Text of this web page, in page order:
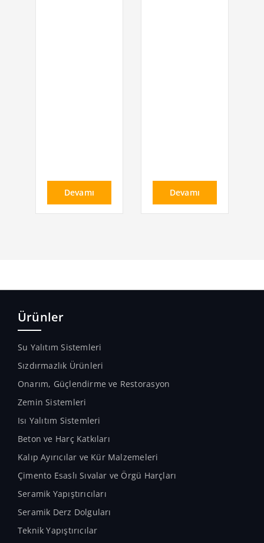
Devamı Devamı
Ürünler
Su Yalıtım Sistemleri
Sızdırmazlık Ürünleri
Onarım, Güçlendirme ve Restorasyon
Zemin Sistemleri
Isı Yalıtım Sistemleri
Beton ve Harç Katkıları
Kalıp Ayırıcılar ve Kür Malzemeleri
Çimento Esaslı Sıvalar ve Örgü Harçları
Seramik Yapıştırıcıları
Seramik Derz Dolguları
Teknik Yapıştırıcılar